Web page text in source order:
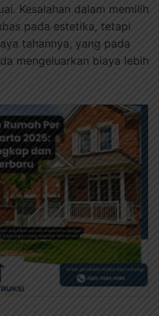
Kesalahan dalam memilih
pada estetika, tetapi
tahannya, yang pada
mengeluarkan biaya lebih